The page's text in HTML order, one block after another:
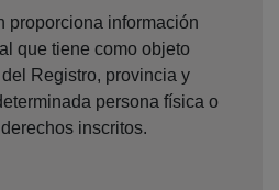
proporciona información
que tiene como objeto
Registro, provincia y
persona física o
inscritos.